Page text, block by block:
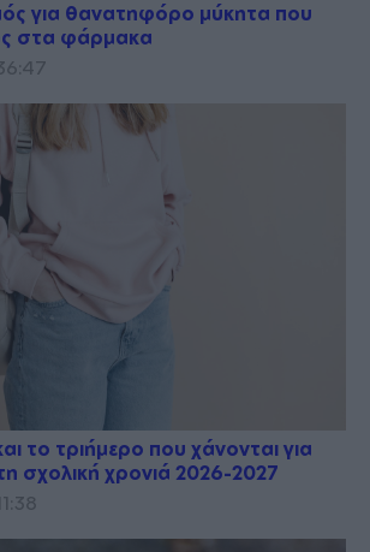
για θανατηφόρο μύκητα που
στα φάρμακα
το τριήμερο που χάνονται για
σχολική χρονιά 2026-2027